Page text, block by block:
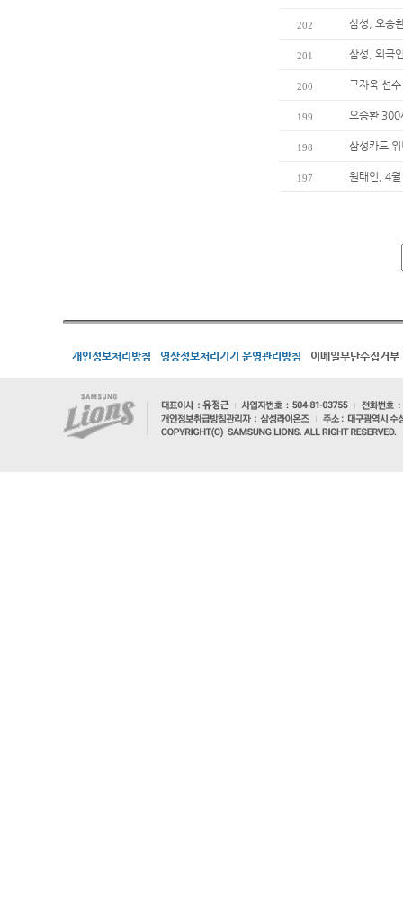
202 삼성, 오승
201 삼성, 외국
200 구자욱 선
199 오승환 300
198 삼성카드
197 원태인, 4
개인정보처리방침 영상정보처리기기 운영관리방침 이메일무단수집거부